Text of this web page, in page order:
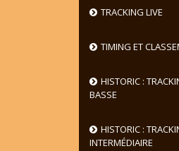
TRACKING LIVE
TIMING ET
HISTORIC :
BASSE
HISTORIC :
INTERMÉDIAIRE